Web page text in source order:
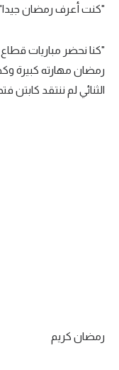
"كنت أعرف رمضان
"كنا نحضر مباريات
رمضان مهارته كبيرة
الثنائي لم ننتقد
رمضان كريم